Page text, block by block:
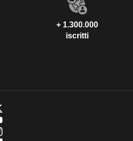
+ 1.300.000
iscritti